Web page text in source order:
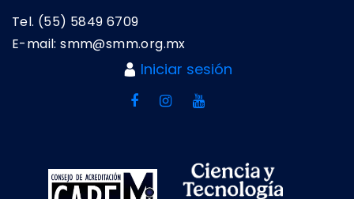
Tel. (55) 5849 6709
E-mail: smm@smm.org.mx
Iniciar sesión